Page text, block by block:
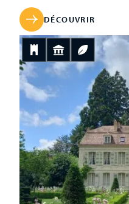
vous découvrirez salons,
cuisine, bibliothèque. Soit
pièces somptueusement
la famille Hersent-
dernière descendante de
Luzarch, a légué le
lui donnant pour mission
d’exception au public.
DÉCOUVRIR